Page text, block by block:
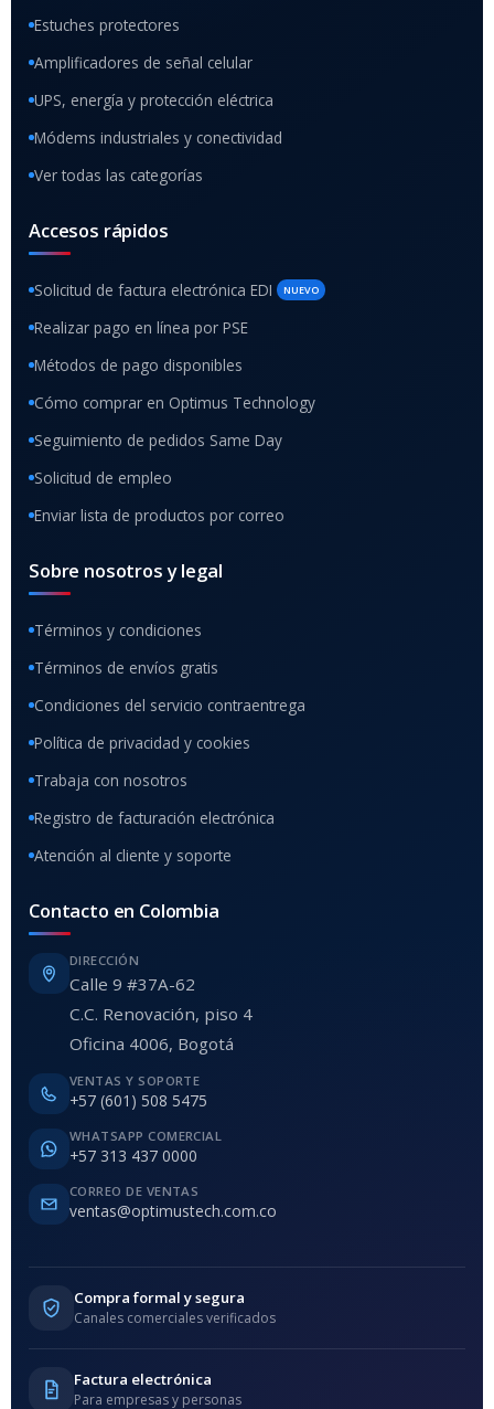
Estuches protectores
Amplificadores de señal celular
UPS, energía y protección eléctrica
Módems industriales y conectividad
Ver todas las categorías
Accesos rápidos
Solicitud de factura electrónica EDI NUEVO
Realizar pago en línea por PSE
Métodos de pago disponibles
Cómo comprar en Optimus Technology
Seguimiento de pedidos Same Day
Solicitud de empleo
Enviar lista de productos por correo
Sobre nosotros y legal
Términos y condiciones
Términos de envíos gratis
Condiciones del servicio contraentrega
Política de privacidad y cookies
Trabaja con nosotros
Registro de facturación electrónica
Atención al cliente y soporte
Contacto en Colombia
DIRECCIÓN
Calle 9 #37A-62
C.C. Renovación, piso 4
Oficina 4006, Bogotá
VENTAS Y SOPORTE
+57 (601) 508 5475
WHATSAPP COMERCIAL
+57 313 437 0000
CORREO DE VENTAS
ventas@optimustech.com.co
Compra formal y segura
Canales comerciales verificados
Factura electrónica
Para empresas y personas